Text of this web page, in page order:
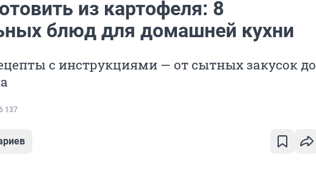
из картофеля: 8
блюд для домашней кухни
с инструкциями — от сытных закусок до
137